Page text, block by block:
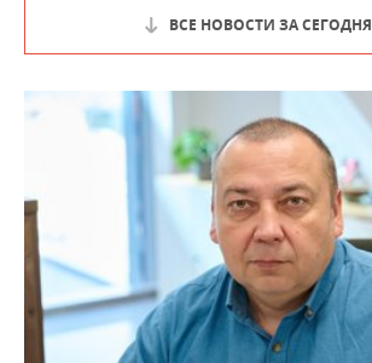
ВСЕ НОВОСТИ ЗА СЕГОДНЯ